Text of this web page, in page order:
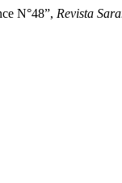
N°48”, Revista